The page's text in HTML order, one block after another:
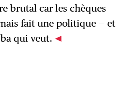
brutal car les chèques
fait une politique — et
qui veut.